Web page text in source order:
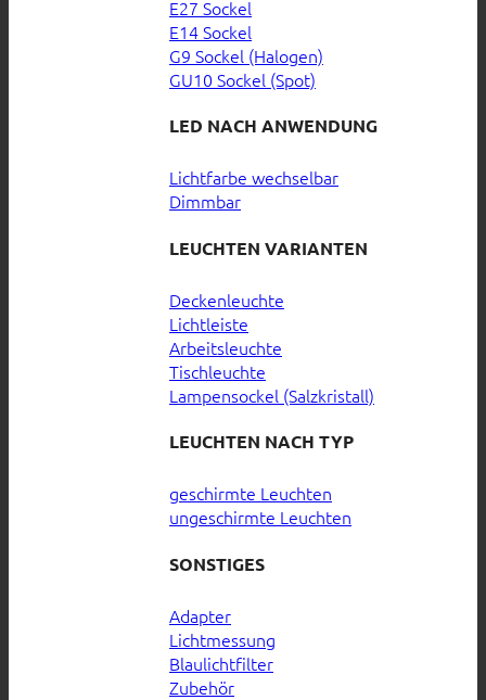
E27 Sockel
E14 Sockel
G9 Sockel (Halogen)
GU10 Sockel (Spot)
LED NACH ANWENDUNG
Lichtfarbe wechselbar
Dimmbar
LEUCHTEN VARIANTEN
Deckenleuchte
Lichtleiste
Arbeitsleuchte
Tischleuchte
Lampensockel (Salzkristall)
LEUCHTEN NACH TYP
geschirmte Leuchten
ungeschirmte Leuchten
SONSTIGES
Adapter
Lichtmessung
Blaulichtfilter
Zubehör